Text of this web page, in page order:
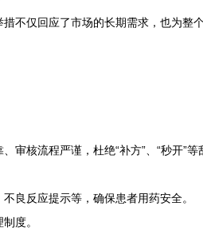
不仅回应了市场的长期需求，也为整
审核流程严谨，杜绝“补方”、“秒开”
良反应提示等，确保患者用药安全。
度。